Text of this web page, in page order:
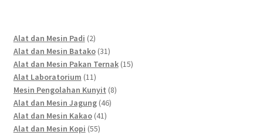
Alat dan Mesin Padi 22
products
Alat dan Mesin Batako 3131
products
Alat dan Mesin Pakan Ternak 1515
Alat Laboratorium 1111
products
Mesin Pengolahan Kunyit 88
Alat dan Mesin Jagung 4646
Alat dan Mesin Kakao 4141
Alat dan Mesin Kopi 5555